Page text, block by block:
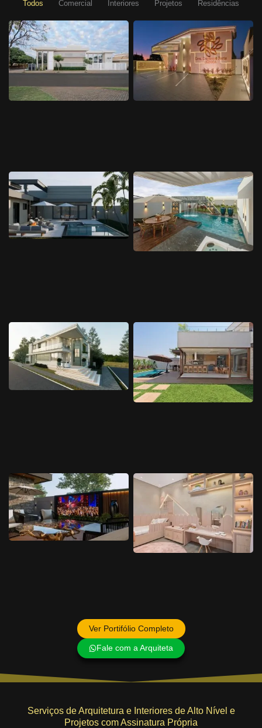
Todos Comercial Interiores Projetos Residências
Ver Portifólio Completo
Fale com a Arquiteta
Serviços de Arquitetura e Interiores de Alto Nível e
Projetos com Assinatura Própria